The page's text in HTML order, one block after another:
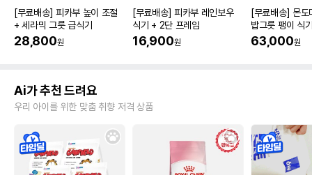
[무료배송] 피카부 높이 조절
+ 세라믹 그릇 급식기
28,800원
[무료배송] 피카부 레인보우
식기 + 2단 프레임
16,900원
[무료배송] 몬도
밥그릇 팽이 식
63,000원
Ai가 추천 드려요
우리 아이를 위한 맞춤 취향 저격 상품